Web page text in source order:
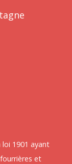
loi 1901 ayant
et